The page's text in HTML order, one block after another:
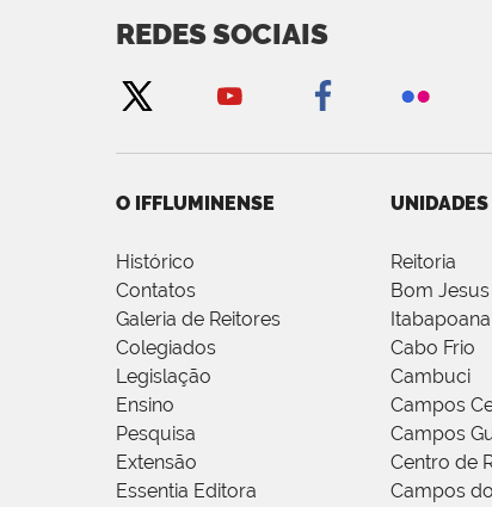
REDES SOCIAIS
O IFFLUMINENSE
Histórico
Contatos
Galeria de Reitores
Colegiados
Legislação
Ensino
Pesquisa
Extensão
Essentia Editora
UNIDADES
Reitoria
Bom
Itabapoana
Cabo Frio
Cambuci
Campos
Campos
Centro de
Campos